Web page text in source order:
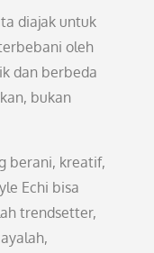
diajak untuk
oleh
dan berbeda
bukan
berani, kreatif,
Echi bisa
trendsetter,